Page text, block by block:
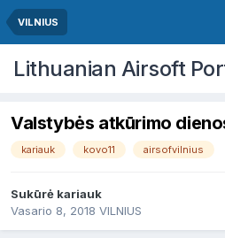
VILNIUS
Lithuanian Airsoft
Valstybės atkūrimo
kariauk kovo11 airsofvilnius
Sukūrė kariauk
Vasario 8, 2018 VILNIUS